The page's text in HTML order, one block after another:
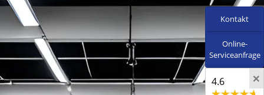
Kontakt
Online-
Serviceanfrage
×
4.6